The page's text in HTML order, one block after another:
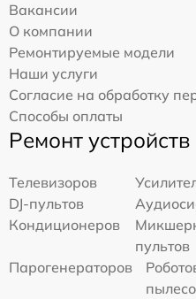
Вакансии
О компании
Ремонтируемые модели
Наши услуги
Согласие на обработку
Способы оплаты
Ремонт устройств
Телевизоров
DJ-пультов
Кондиционеров
пультов
Парогенераторов